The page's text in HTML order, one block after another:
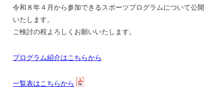
令和８年４月から参加できるスポーツプログラムについて公開
いたします。
ご検討の程よろしくお願いいたします。
プログラム紹介はこちらから
一覧表はこちらから